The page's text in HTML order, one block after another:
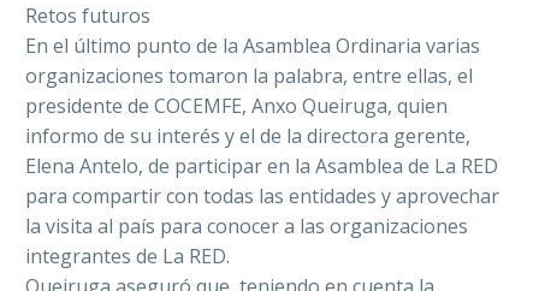
Retos futuros
En el último punto de la Asamblea Ordinaria varias
organizaciones tomaron la palabra, entre ellas, el
presidente de COCEMFE, Anxo Queiruga, quien
informo de su interés y el de la directora gerente,
Elena Antelo, de participar en la Asamblea de La RED
para compartir con todas las entidades y aprovechar
la visita al país para conocer a las organizaciones
integrantes de La RED.